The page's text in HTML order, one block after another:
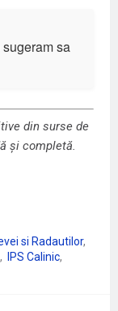
sa
din surse de
și completă.
si Radautilor
IPS Calinic